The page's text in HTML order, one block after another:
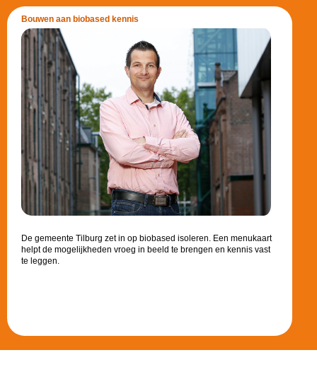
Bouwen aan biobased kennis
De gemeente Tilburg zet in op biobased isoleren. Een menukaart
helpt de mogelijkheden vroeg in beeld te brengen en kennis vast
te leggen.